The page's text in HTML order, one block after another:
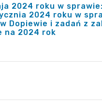
2024 roku w
2024 roku w
Dopiewie i zadań z
na 2024 rok